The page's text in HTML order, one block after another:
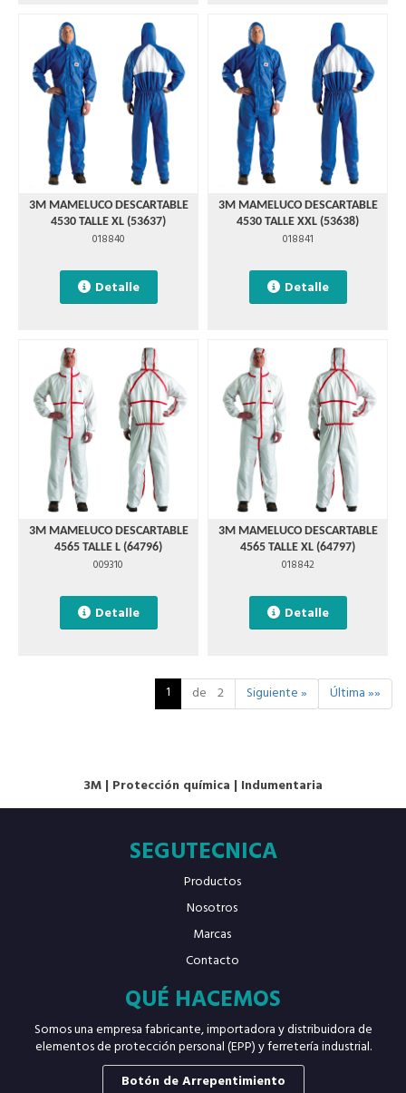
3M MAMELUCO DESCARTABLE
4530 TALLE XL (53637)
018840
Detalle
3M MAMELUCO DESCARTABLE
4530 TALLE XXL (53638)
018841
Detalle
3M MAMELUCO DESCARTABLE
4565 TALLE L (64796)
009310
Detalle
3M MAMELUCO DESCARTABLE
4565 TALLE XL (64797)
018842
Detalle
1 de 2 Siguiente » Última »»
3M | Protección química | Indumentaria
SEGUTECNICA
Productos
Nosotros
Marcas
Contacto
QUÉ HACEMOS
Somos una empresa fabricante, importadora y distribuidora de
elementos de protección personal (EPP) y ferretería industrial.
Botón de Arrepentimiento